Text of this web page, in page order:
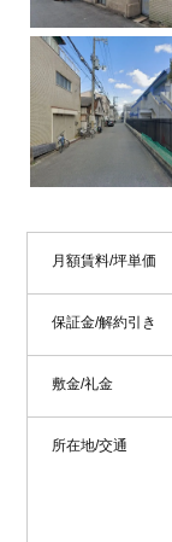
月額賃料/坪単価
保証金/解約引き
敷金/礼金
所在地/交通